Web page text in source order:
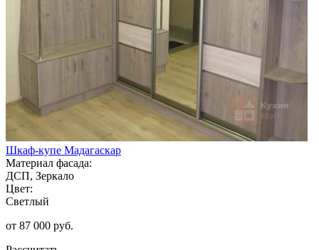
Шкаф-купе Мадагаскар
Материал фасада:
ДСП, Зеркало
Цвет:
Светлый
от 87 000 руб.